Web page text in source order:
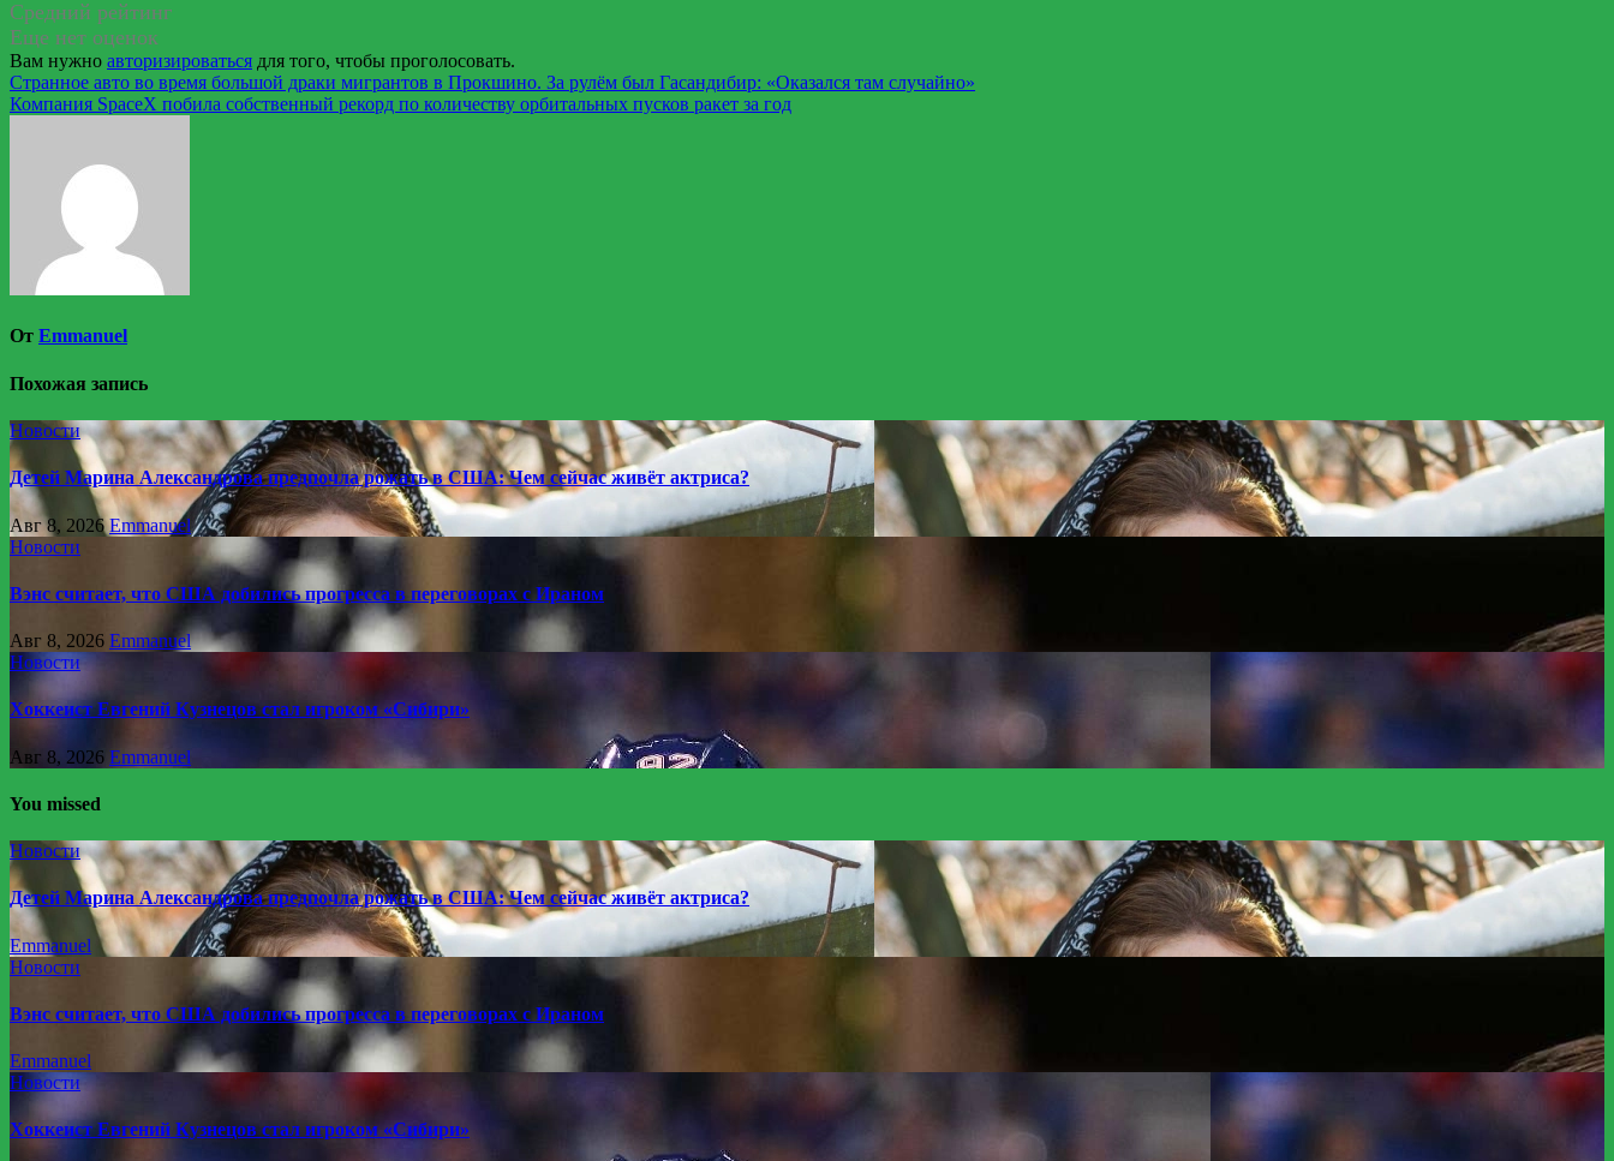
Средний рейтинг
Еще нет оценок
Вам нужно авторизироваться для того, чтобы проголосовать.
Навигация
по
Странное авто во время большой драки мигрантов в Прокшино. За рулём был Гасандибир: «Оказался там случайно»
Компания SpaceX побила собственный рекорд по количеству орбитальных пусков ракет за год
От Emmanuel
Похожая запись
Новости
Детей Марина Александрова предпочла рожать в США: Чем сейчас живёт актриса?
Авг 8, 2026Emmanuel
Новости
Вэнс считает, что США добились прогресса в переговорах с Ираном
Авг 8, 2026 Emmanuel
Новости
Хоккеист Евгений Кузнецов стал игроком «Сибири»
Авг 8, 2026 Emmanuel
You missed
Новости
Детей Марина Александрова предпочла рожать в США: Чем сейчас живёт актриса?
Emmanuel
Новости
Вэнс считает, что США добились прогресса в переговорах с Ираном
Emmanuel
Новости
Хоккеист Евгений Кузнецов стал игроком «Сибири»